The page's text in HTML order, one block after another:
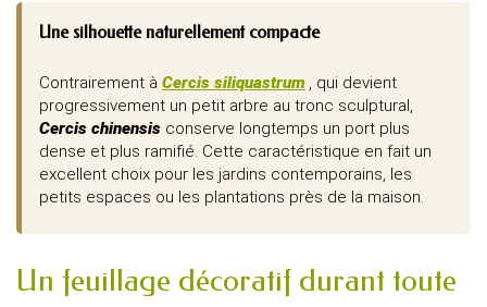
Une silhouette naturellement compacte
Contrairement à Cercis siliquastrum , qui devient
progressivement un petit arbre au tronc sculptural,
Cercis chinensis conserve longtemps un port plus
dense et plus ramifié. Cette caractéristique en fait un
excellent choix pour les jardins contemporains, les
petits espaces ou les plantations près de la maison.
Un feuillage décoratif durant toute